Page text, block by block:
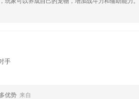
手
优势 来自